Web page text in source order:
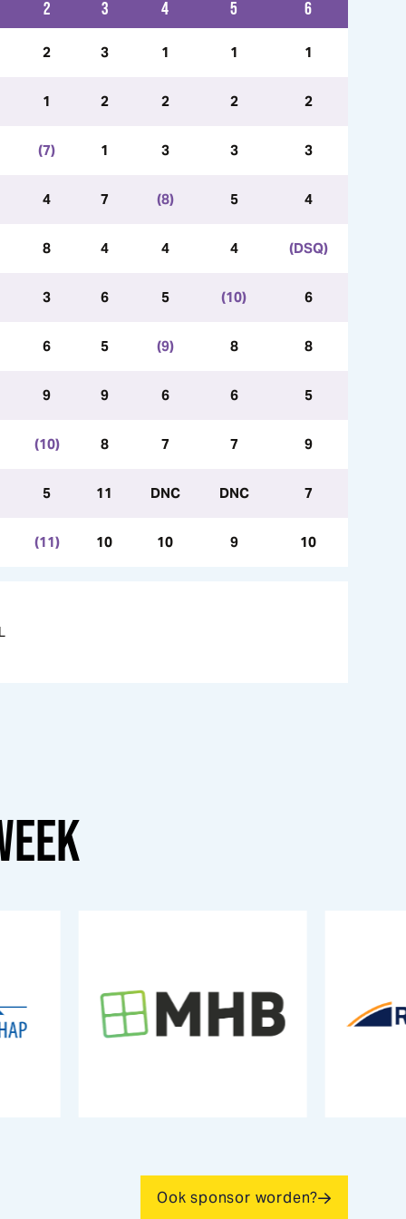
2 3 4 5 6
2 3 1 1 1
1 2 2 2 2
(7) 1 3 3 3
4 7 (8) 5 4
8 4 4 4 (DSQ)
3 6 5 (10) 6
6 5 (9) 8 8
9 9 6 6 5
(10) 8 7 7 9
5 11 DNC DNC 7
(11) 10 10 9 10
Ook sponsor worden?